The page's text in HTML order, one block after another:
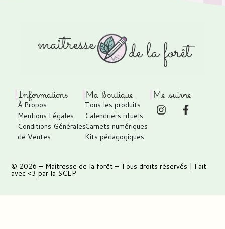
Informations
À Propos
Mentions Légales
Conditions Générales
de Ventes
Ma boutique
Tous les produits
Calendriers rituels
Carnets numériques
Kits pédagogiques
Me suivre
© 2026 – Maîtresse de la forêt – Tous droits réservés | Fait
avec <3 par la SCEP